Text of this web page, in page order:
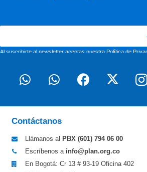
Al suscribirte al newsletter aceptas nuestraPolítica de
Contáctanos
Llámanos al PBX (601) 794 06 00
Escríbenos a info@plan.org.co
En Bogotá: Cr 13 # 93-19 Oficina 402